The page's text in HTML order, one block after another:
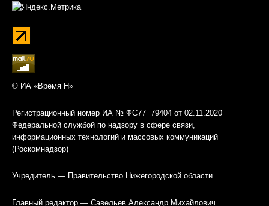
© ИА «Время Н»
Регистрационный номер ИА № ФС77−79404 от 02.11.2020
Федеральной службой по надзору в сфере связи,
информационных технологий и массовых коммуникаций
(Роскомнадзор)
Учредитель — Правительство Нижегородской области
Главный редактор — Савельев Александр Михайлович